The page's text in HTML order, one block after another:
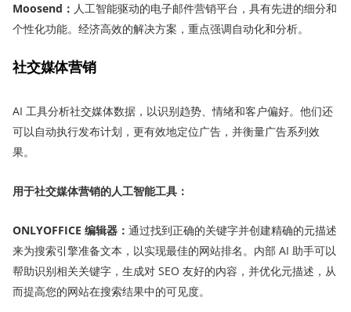
Moosend ： 人工智能驱动的电子邮件营销平台，具有先进的细分和
个性化功能。经济高效的解决方案，重点强调自动化和分析。
社交媒体营销
AI 工具分析社交媒体数据，以识别趋势、情绪和客户偏好。他们还
可以自动执行发布计划，更有效地定位广告，并衡量广告系列效
果。
用于社交媒体营销的人工智能工具：
ONLYOFFICE 编辑器 ： 通过找到正确的关键字并创建精确的元描述
来为搜索引擎准备文本，以实现最佳的网站排名。内部 AI 助手可以
帮助识别相关关键字，生成对 SEO 友好的内容，并优化元描述，从
而提高您的网站在搜索结果中的可见度。